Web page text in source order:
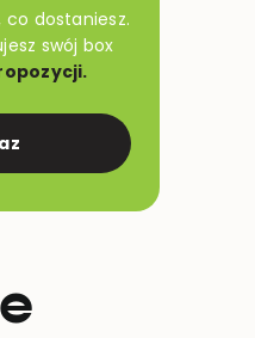
dostaniesz.
swój box